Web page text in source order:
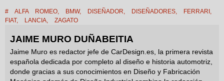
# ALFA ROMEO, BMW, DISEÑADOR, DISEÑADORES, FERRARI ,
FIAT, LANCIA, ZAGATO
JAIME MURO DUÑABEITIA
Jaime Muro es redactor jefe de CarDesign.es, la primera revista
española dedicada por completo al diseño e historia automotriz,
donde gracias a sus conocimientos en Diseño y Fabricación